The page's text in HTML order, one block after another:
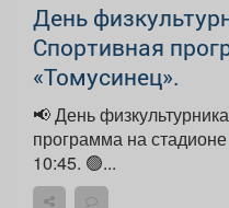
День
Спортивная
«Томусинец».
📢 День
программа на стадионе
10:45. 🟢...